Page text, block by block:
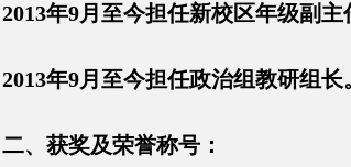
2013年9月至今担任新校区年级副主
2013年9月至今担任政治组教研组长
二、获奖及荣誉称号：